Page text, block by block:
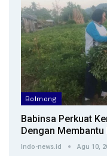
Bolmong
Babinsa Perkuat
Dengan Membantu
Indo-news.id Agu 10,